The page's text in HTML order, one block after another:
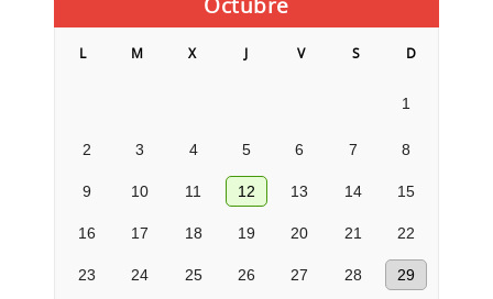
L M X J V S D
1
2 3 4 5 6 7 8
9 10 11 12 13 14 15
16 17 18 19 20 21 22
23 24 25 26 27 28 29